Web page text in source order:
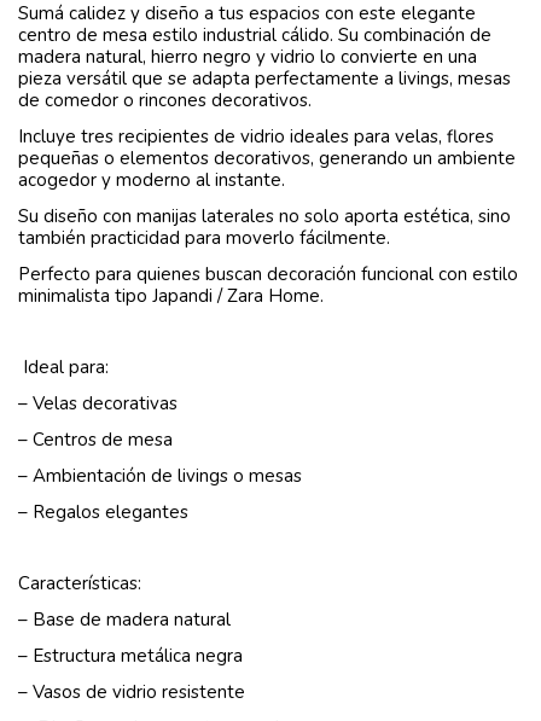
Sumá calidez y diseño a tus espacios con este elegante
centro de mesa estilo industrial cálido. Su combinación de
madera natural, hierro negro y vidrio lo convierte en una
pieza versátil que se adapta perfectamente a livings, mesas
de comedor o rincones decorativos.
Incluye tres recipientes de vidrio ideales para velas, flores
pequeñas o elementos decorativos, generando un ambiente
acogedor y moderno al instante.
Su diseño con manijas laterales no solo aporta estética, sino
también practicidad para moverlo fácilmente.
Perfecto para quienes buscan decoración funcional con estilo
minimalista tipo Japandi / Zara Home.
Ideal para:
– Velas decorativas
– Centros de mesa
– Ambientación de livings o mesas
– Regalos elegantes
Características:
– Base de madera natural
– Estructura metálica negra
– Vasos de vidrio resistente